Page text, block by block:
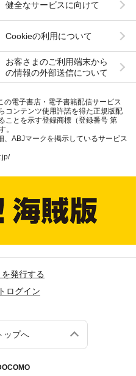
健全なサービスに向けて
Cookieの利用について
お客さまのご利用端末から
の情報の外部送信について
の電子書店・電子書籍配信サービス
コンテンツ使用許諾を得た正規版配
ことを示す登録商標（登録番号 第
。
、ABJマークを掲示しているサービス
発行する
ログイン
ップへ